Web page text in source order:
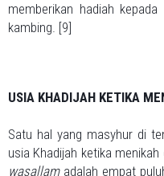
memberikan hadiah
kambing. [9]
USIA KHADIJAH KETIKA
Satu hal yang masyhur di
usia Khadijah ketika menikah
wasallamadalah empat